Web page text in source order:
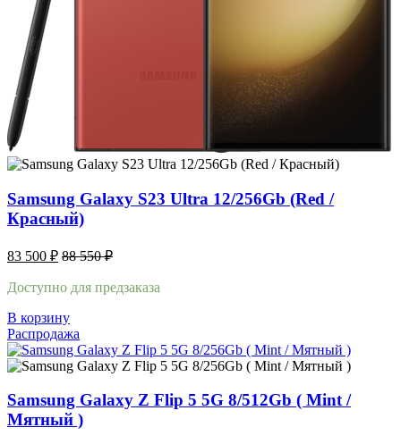
Samsung Galaxy S23 Ultra 12/256Gb (Red /
Красный)
83 500 ₽ 88 550₽
Доступно для предзаказа
В корзину
Распродажа
Samsung Galaxy Z Flip 5 5G 8/512Gb ( Mint /
Мятный )